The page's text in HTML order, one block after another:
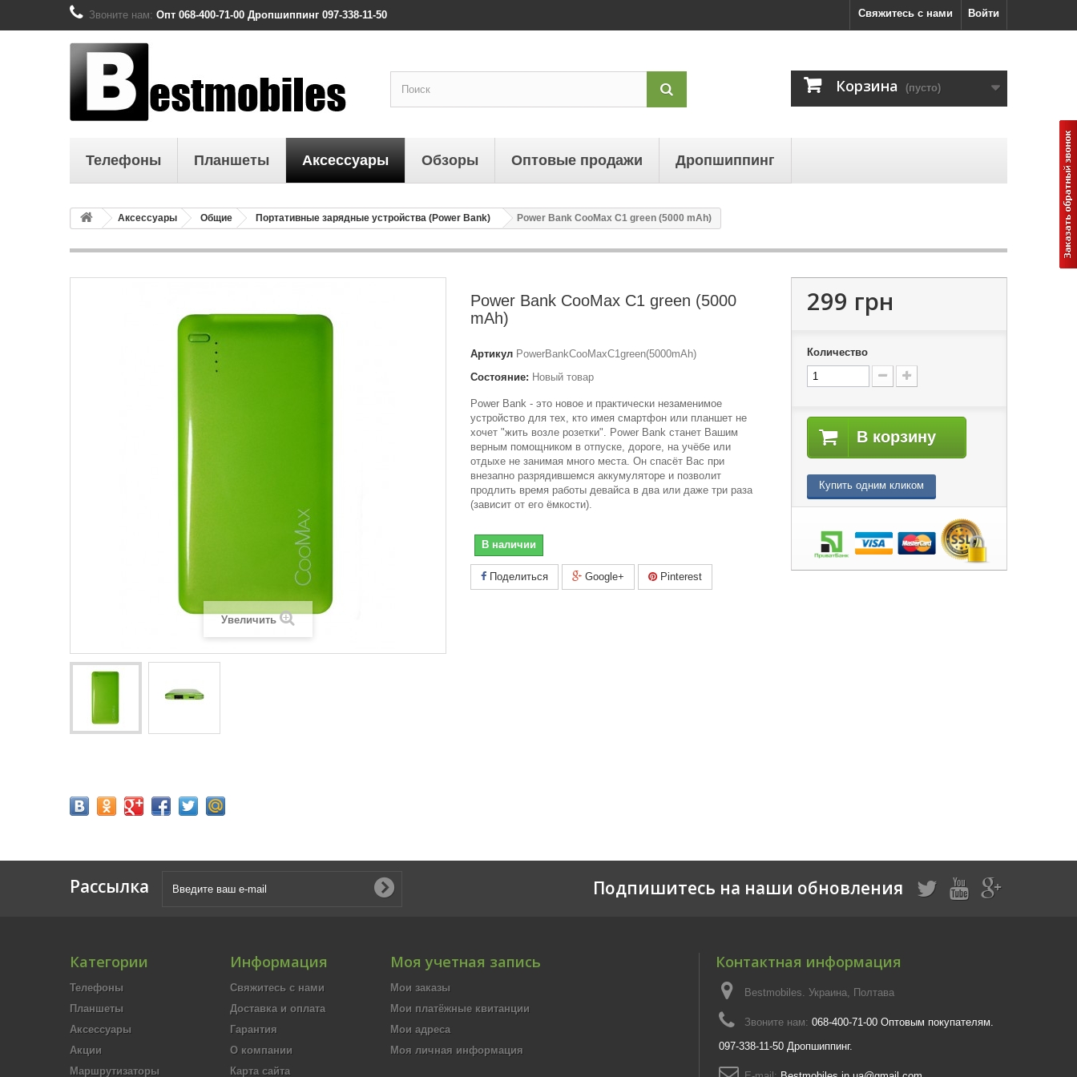
Войти
Свяжитесь с нами
Звоните нам: Опт 068-400-71-00 Дропшиппинг 097-338-11-50
Корзина (пусто)
Телефоны Планшеты Аксессуары Обзоры Оптовые продажи Дропшиппинг
Аксессуары Общие Портативные зарядные устройства (Power Bank) Power Bank CooMax C1 green (5000 mAh)
Увеличить
Power Bank CooMax C1 green (5000
mAh)
Артикул PowerBankCooMaxC1green(5000mAh)
Состояние: Новый товар
Power Bank - это новое и практически незаменимое
устройство для тех, кто имея смартфон или планшет не
хочет "жить возле розетки". Power Bank станет Вашим
верным помощником в отпуске, дороге, на учёбе или
отдыхе не занимая много места. Он спасёт Вас при
внезапно разрядившемся аккумуляторе и позволит
продлить время работы девайса в два или даже три раза
(зависит от его ёмкости).
В наличии
Поделиться Google+ Pinterest
299 грн
Количество
В корзину
Купить одним кликом
Рассылка Подпишитесь на наши обновления
Категории
Телефоны
Планшеты
Аксессуары
Акции
Маршрутизаторы
Информация
Свяжитесь с нами
Доставка и оплата
Гарантия
О компании
Карта сайта
Моя учетная запись
Мои заказы
Мои платёжные квитанции
Мои адреса
Моя личная информация
Контактная информация
Bestmobiles. Украина, Полтава
Звоните нам: 068-400-71-00 Оптовым покупателям.
097-338-11-50 Дропшиппинг.